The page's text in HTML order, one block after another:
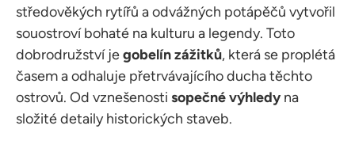
středověkých rytířů a odvážných potápěčů vytvořil
souostroví bohaté na kulturu a legendy. Toto
dobrodružství jegobelín zážitků, která se proplétá
časem a odhaluje přetrvávajícího ducha těchto
ostrovů. Od vznešenosti sopečné výhledy na
složité detaily historických staveb.